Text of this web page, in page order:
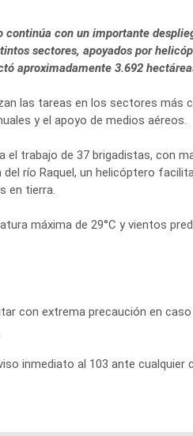
con un importante
sectores, apoyados por
aproximadamente 3.692
las tareas en los sectores más
y el apoyo de medios aéreos.
trabajo de 37 brigadistas, con
río Raquel, un helicóptero
en tierra.
máxima de 29°C y vientos
con extrema precaución en caso
inmediato al 103 ante cualquier